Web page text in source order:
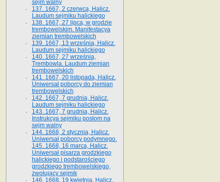
sejm walny
137. 1667, 2 czerwca, Halicz.
Laudum sejmiku halickiego
138. 1667, 27 lipca, w grodzie
trembowelskim. Manifestacya
ziemian trembowelskich
139. 1667, 13 września, Halicz.
Laudum sejmiku halickiego
140. 1667, 27 września,
Trembowla. Laudum ziemian
trembowelskich
141. 1667, 20 listopada, Halicz.
Uniwersał poborcy do ziemian
trembowelskich
142. 1667, 7 grudnia, Halicz.
Laudum sejmiku halickiego
143. 1667, 7 grudnia, Halicz.
Instrukcya sejmiku posłom na
sejm walny
144. 1668, 2 stycznia, Halicz.
Uniwersał poborcy podymnego.
145. 1668, 16 marca, Halicz.
Uniwersał pisarza grodzkiego
halickiego i podstarościego
grodzkiego trembowelskiego,
zwołujący sejmik
146. 1668, 19 kwietnia, Halicz.